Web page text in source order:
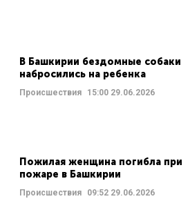
В Башкирии бездомные собаки
набросились на ребенка
Происшествия 15:0029.06.2026
Пожилая женщина погибла при
пожаре в Башкирии
Происшествия 09:5229.06.2026